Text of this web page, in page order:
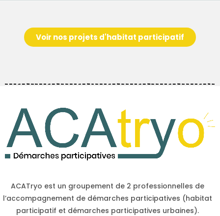
Voir nos projets d'habitat participatif
ACATryo est un groupement de 2 professionnelles de
l’accompagnement de démarches participatives (habitat
participatif et démarches participatives urbaines).